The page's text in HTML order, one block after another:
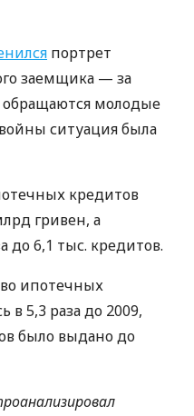
портрет
заемщика — за
молодые
ситуация была
кредитов
гривен, а
до 6,1 тыс. кредитов.
ипотечных
в 5,3 раза до 2009,
было выдано до